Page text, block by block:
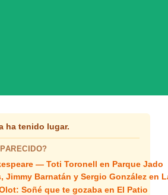
ha tenido lugar.
— Toti Toronell en Parque Jado
Jimmy Barnatán y Sergio González en
Soñé que te gozaba en El Patio